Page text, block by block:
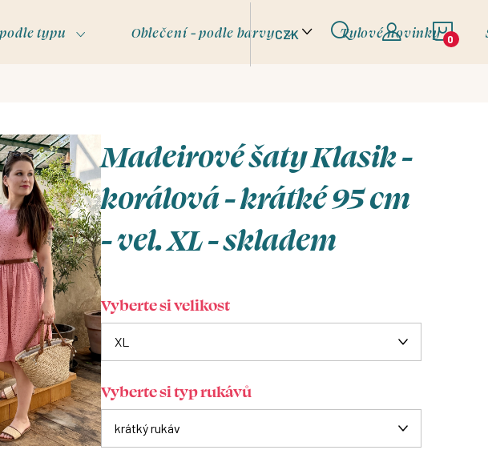
CZK
typu Oblečení - podle barvy Tylové novinky
Madeirové šaty Klasik -
korálová - krátké 95 cm
- vel. XL - skladem
Vyberte si velikost
Vyberte si typ rukávů